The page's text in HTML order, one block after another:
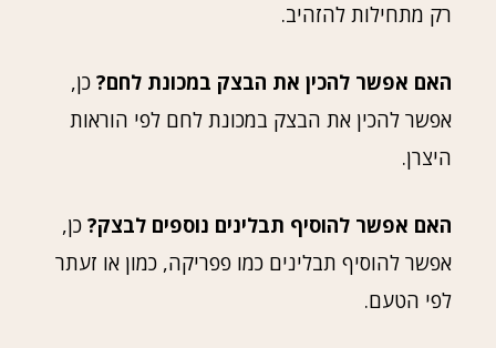
רק מתחילות להזהיב.
האם אפשר להכין את הבצק במכונת לחם? כן,
אפשר להכין את הבצק במכונת לחם לפי הוראות
היצרן.
האם אפשר להוסיף תבלינים נוספים לבצק? כן,
אפשר להוסיף תבלינים כמו פפריקה, כמון או זעתר
לפי הטעם.